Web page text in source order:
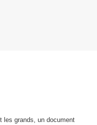
les grands, un document